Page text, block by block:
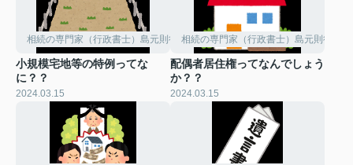
相続の専門家（行政書士）島元則行のひとりごと。
小規模宅地等の特例ってな
に？？
2024.03.15
相続の専門家（行政書士）島元則行の
配偶者居住権ってなんでしょう
か？？
2024.03.15